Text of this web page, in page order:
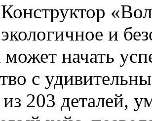
Конструктор
экологичное и
может начать
с
из 203 деталей,